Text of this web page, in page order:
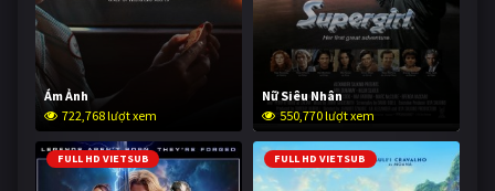
Ám Ảnh
722,768 lượt xem
Nữ Siêu Nhân
550,770 lượt xem
FULL HD VIETSUB FULL HD VIETSUB